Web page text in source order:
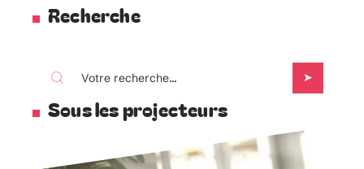
Recherche
Sous les projecteurs